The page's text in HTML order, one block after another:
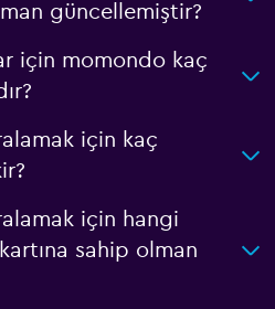
güncellemiştir?
için momondo kaç
için kaç
için hangi
sahip olman